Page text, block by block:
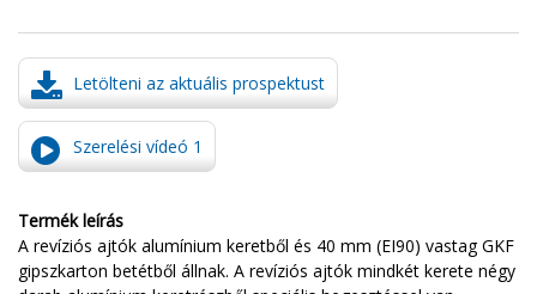
Letölteni az aktuális prospektust
Szerelési vídeó 1
Termék leírás
A revíziós ajtók alumínium keretből és 40 mm (EI90) vastag GKF
gipszkarton betétből állnak. A revíziós ajtók mindkét kerete négy